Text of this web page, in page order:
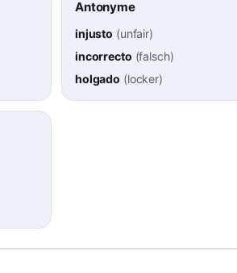
Antonyme
injusto (unfair)
incorrecto (falsch)
holgado (locker)